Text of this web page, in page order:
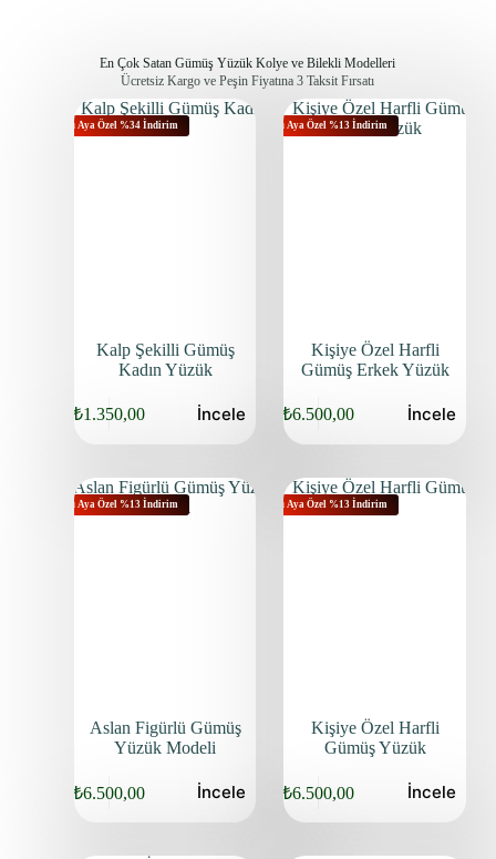
En Çok Satan Gümüş Yüzük Kolye ve Bilekli Modelleri
Ücretsiz Kargo ve Peşin Fiyatına 3 Taksit Fırsatı
Bu Aya Özel %34 İndirim
Kalp Şekilli Gümüş
Kadın Yüzük
₺1.350,00 İncele
Bu Aya Özel %13 İndirim
Kişiye Özel Harfli
Gümüş Erkek Yüzük
₺6.500,00 İncele
Bu Aya Özel %13 İndirim
Aslan Figürlü Gümüş
Yüzük Modeli
₺6.500,00 İncele
Bu Aya Özel %13 İndirim
Kişiye Özel Harfli
Gümüş Yüzük
₺6.500,00 İncele